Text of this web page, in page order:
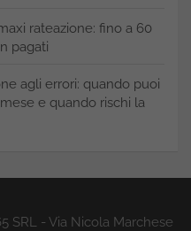
rateazione: fino a 60
pagati
agli errori: quando puoi
e quando rischi la
SRL - Via Nicola Marchese